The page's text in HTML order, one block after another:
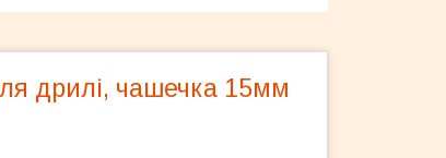
дрилі, чашечка 15мм